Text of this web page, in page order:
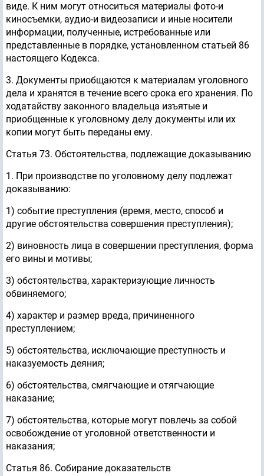
виде. К ним могут относиться материалы фото-и
киносъемки, аудио-и видеозаписи и иные носители
информации, полученные, истребованные или
представленные в порядке, установленном статьей 86
настоящего Кодекса.
3. Документы приобщаются к материалам уголовного
дела и хранятся в течение всего срока его хранения. По
ходатайству законного владельца изъятые и
приобщенные к уголовному делу документы или их
копии могут быть переданы ему.
Статья 73. Обстоятельства, подлежащие доказыванию
1. При производстве по уголовному делу подлежат
доказыванию:
1) событие преступления (время, место, способ и
другие обстоятельства совершения преступления);
2) виновность лица в совершении преступления, форма
его вины и мотивы;
3) обстоятельства, характеризующие личность
обвиняемого;
4) характер и размер вреда, причиненного
преступлением;
5) обстоятельства, исключающие преступность и
наказуемость деяния;
6) обстоятельства, смягчающие и отягчающие
наказание;
7) обстоятельства, которые могут повлечь за собой
освобождение от уголовной ответственности и
наказания;
Статья 86. Собирание доказательств